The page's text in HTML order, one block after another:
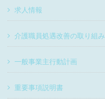
求人情報
介護職員処遇改善の取り組み
一般事業主行動計画
重要事項説明書